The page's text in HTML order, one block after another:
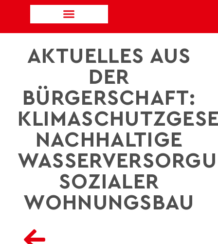
AKTUELLES AUS
DER
BÜRGERSCHAFT:
NACHHALTIGE
SOZIALER
WOHNUNGSBAU